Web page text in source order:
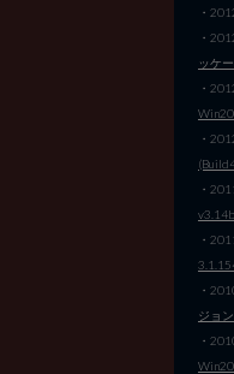
・
・
ッケ
・
・
・
v3.14b
・
・
ジョ
・